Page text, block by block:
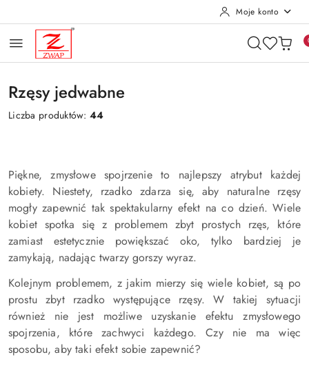
Moje konto
Rzęsy jedwabne
Liczba produktów:44
Piękne, zmysłowe spojrzenie to najlepszy atrybut każdej
kobiety. Niestety, rzadko zdarza się, aby naturalne rzęsy
mogły zapewnić tak spektakularny efekt na co dzień. Wiele
kobiet spotka się z problemem zbyt prostych rzęs, które
zamiast estetycznie powiększać oko, tylko bardziej je
zamykają, nadając twarzy gorszy wyraz.
Kolejnym problemem, z jakim mierzy się wiele kobiet, są po
prostu zbyt rzadko występujące rzęsy. W takiej sytuacji
również nie jest możliwe uzyskanie efektu zmysłowego
spojrzenia, które zachwyci każdego. Czy nie ma więc
sposobu, aby taki efekt sobie zapewnić?